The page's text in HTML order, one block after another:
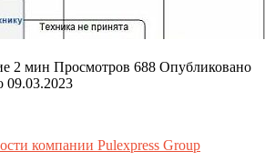
2 мин Просмотров 688 Опубликовано
09.03.2023
компании Pulexpress Group